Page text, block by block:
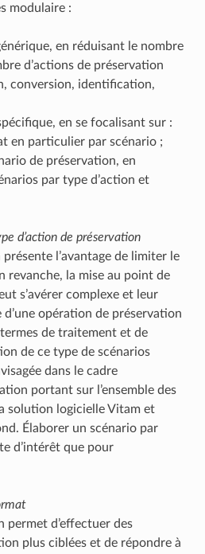
modulaire :
en réduisant le nombre
d’actions de préservation
conversion, identification,
en se focalisant sur :
en particulier par scénario ;
de préservation, en
par type d’action et
d’action de préservation
l’avantage de limiter le
revanche, la mise au point de
s’avérer complexe et leur
opération de préservation
de traitement et de
de ce type de scénarios
dans le cadre
portant sur l’ensemble des
solution logicielle Vitam et
Élaborer un scénario par
d’intérêt que pour
permet d’effectuer des
plus ciblées et de répondre à